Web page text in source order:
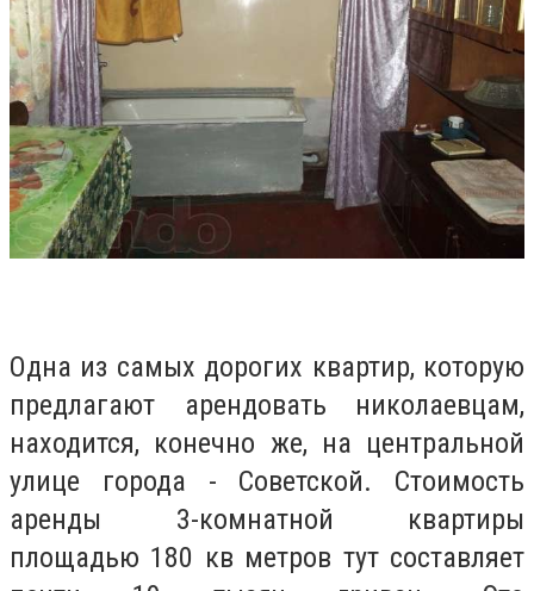
Одна из самых дорогих квартир, которую
предлагают арендовать николаевцам,
находится, конечно же, на центральной
улице города - Советской. Стоимость
аренды 3-комнатной квартиры
площадью 180 кв метров тут составляет